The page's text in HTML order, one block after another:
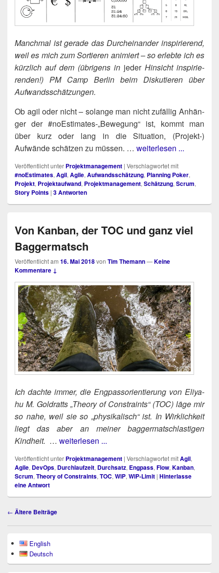
Manch­mal ist gera­de das Durch­ein­an­der inspi­rie­rend,
weil es mich zum Sor­tie­ren ani­miert – so erleb­te ich es
kürz­lich auf dem (übri­gens in jederHin­sicht inspi­rie­
ren­den!) PM Camp Ber­lin beim Dis­ku­tie­ren über
Aufwandsschätzungen.
Ob agil oder nicht – solan­ge man nicht zufäl­lig Anhän­
ger der #noEstimates-„Bewegung“ ist, kommt man
über kurz oder lang in die Situa­ti­on, (Projekt‑)​
Aufwände schät­zen zu müs­sen. … weiterlesen ...
Veröffentlicht unter Projektmanagement | Verschlagwortet mit
#noEstimates,Agil,Agile,Aufwandsschätzung, Planning Poker,
Projekt, Projektaufwand, Projektmanagement,Schätzung,Scrum,
Story Points | 3Antworten
Von Kanban, der TOC und ganz viel
Baggermatsch
Veröffentlicht am 16. Mai 2018von Tim Themann—Keine
Kommentare ↓
Ich dach­te immer, die Eng­pass­ori­en­tie­rung von Eli­ya­
hu M. Gold­ratts „Theo­ry of Cons­traints“ (TOC) läge mir
so nahe, weil sie so „phy­si­ka­lisch“ ist. In Wirk­lich­keit
liegt das aber an mei­ner bag­ger­mat­sch­las­ti­gen
Kindheit. … weiterlesen ...
Veröffentlicht unter Projektmanagement | Verschlagwortet mitAgil,
Agile, DevOps, Durchlaufzeit, Durchsatz, Engpass, Flow, Kanban,
Scrum, Theory of Constraints, TOC, WiP, WiP-Limit | Hinterlasse
eine Antwort
Beitragsnavigation
← Ältere Beiträge
Seitenleisten-
Widgetbereich
English
Deutsch